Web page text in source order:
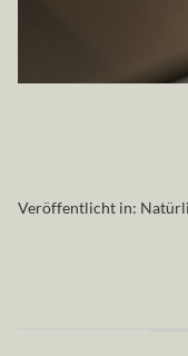
Veröffentlicht in: